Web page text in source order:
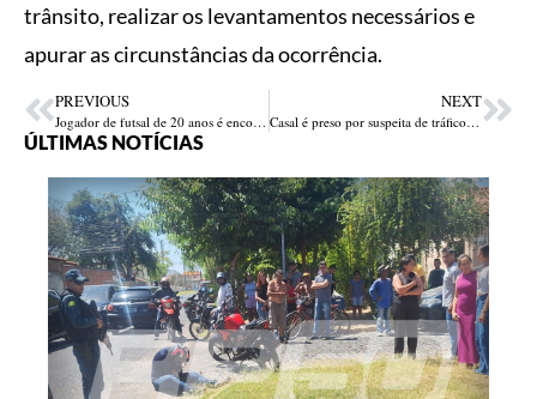
trânsito, realizar os levantamentos necessários e
apurar as circunstâncias da ocorrência.
PREVIOUS
Jogador de futsal de 20 anos é encontrado morto após desaparecer em barragem no Piauí
NEXT
Casal é preso por suspeita de tráfico de drogas e PM apreende entorpecentes em Parnaíba
ÚLTIMAS NOTÍCIAS